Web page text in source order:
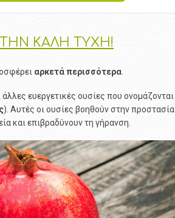
ΚΑΛΗ ΤΥΧΗ!
αρκετάπερισσότερα
άλλες ευεργετικές ουσίες που ονομάζονται
). Αυτές οι ουσίες βοηθούν στην προστασία
και επιβραδύνουν τη γήρανση.